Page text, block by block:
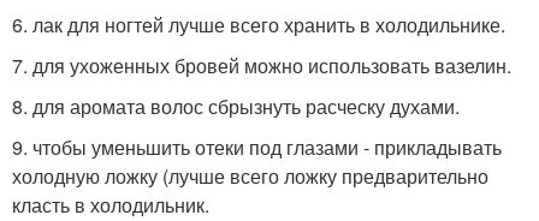
6. лак для ногтей лучше всего хранить в холодильнике.
7. для ухоженных бровей можно использовать вазелин.
8. для аромата волос сбрызнуть расческу духами.
9. чтобы уменьшить отеки под глазами - прикладывать
холодную ложку (лучше всего ложку предварительно
класть в холодильник.